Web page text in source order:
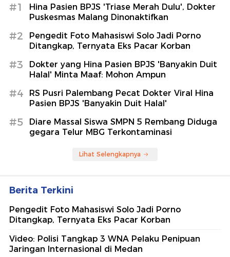
#1
Hina Pasien BPJS 'Triase Merah Dulu', Dokter
Puskesmas Malang Dinonaktifkan
#2
Pengedit Foto Mahasiswi Solo Jadi Porno
Ditangkap, Ternyata Eks Pacar Korban
#3
Dokter yang Hina Pasien BPJS 'Banyakin Duit
Halal' Minta Maaf: Mohon Ampun
#4
RS Pusri Palembang Pecat Dokter Viral Hina
Pasien BPJS 'Banyakin Duit Halal'
#5
Diare Massal Siswa SMPN 5 Rembang Diduga
gegara Telur MBG Terkontaminasi
Lihat Selengkapnya
Berita Terkini
Pengedit Foto Mahasiswi Solo Jadi Porno
Ditangkap, Ternyata Eks Pacar Korban
Video: Polisi Tangkap 3 WNA Pelaku Penipuan
Jaringan Internasional di Medan